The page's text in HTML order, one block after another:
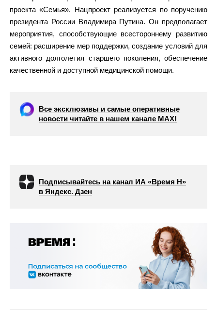
проекта «Семья». Нацпроект реализуется по поручению
президента России Владимира Путина. Он предполагает
мероприятия, способствующие всестороннему развитию
семей: расширение мер поддержки, создание условий для
активного долголетия старшего поколения, обеспечение
качественной и доступной медицинской помощи.
Все эксклюзивы и самые оперативные
новости читайте в нашем канале МАХ!
Подписывайтесь на канал ИА «Время Н»
в Яндекс. Дзен